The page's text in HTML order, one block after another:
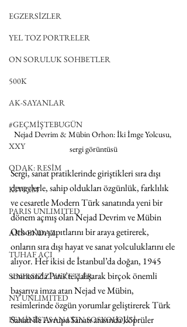
EGZERSİZLER
YEL TOZ PORTRELER
ON SORULUK SOHBETLER
500K
AK-SAYANLAR
#GEÇMİŞTEBUGÜN
XXY
ODAK: RESİM
KIVRIM
PARIS UNLIMITED
AKS-ENDAZ
TUHAF AÇI
SINIRSIZ ZİYARETLER
NY UNLIMITED
FEMİNİST SANATIN SOSYOLOJİSİ
Nejad Devrim & Mübin Orhon: İki İmge Yolcusu,
sergi görüntüsü
Sergi, sanat pratiklerinde giriştikleri sıra dışı
deneylerle, sahip oldukları özgünlük, farklılık
ve cesaretle Modern Türk sanatında yeni bir
dönem açmış olan Nejad Devrim ve Mübin
Orhon’un yapıtlarını bir araya getirerek,
onların sıra dışı hayat ve sanat yolculuklarını ele
alıyor. Her ikisi de İstanbul’da doğan, 1945
sonrasında Paris’te çalışarak birçok önemli
başarıya imza atan Nejad ve Mübin,
resimlerinde özgün yorumlar geliştirerek Türk
Sanatı ile Avrupa Sanatı arasında köprüler